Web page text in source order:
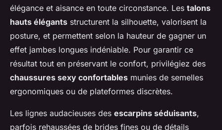
élégance et aisance en toute circonstance. Les talons
hauts élégants structurent la silhouette, valorisent la
posture, et permettent selon la hauteur de gagner un
effet jambes longues indéniable. Pour garantir ce
résultat tout en préservant le confort, privilégiez des
chaussures sexy confortables munies de semelles
ergonomiques ou de plateformes discrètes.
Les lignes audacieuses des escarpins séduisants,
parfois rehaussées de brides fines ou de détails